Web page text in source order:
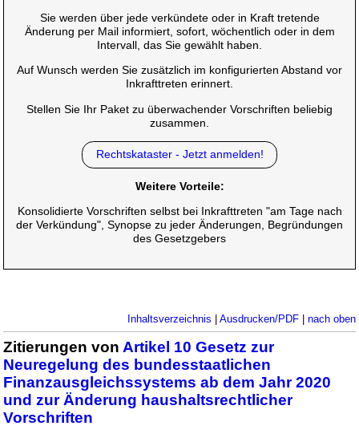
Sie werden über jede verkündete oder in Kraft tretende
Änderung per Mail informiert, sofort, wöchentlich oder in dem
Intervall, das Sie gewählt haben.
Auf Wunsch werden Sie zusätzlich im konfigurierten Abstand vor
Inkrafttreten erinnert.
Stellen Sie Ihr Paket zu überwachender Vorschriften beliebig
zusammen.
Rechtskataster - Jetzt anmelden!
Weitere Vorteile:
Konsolidierte Vorschriften selbst bei Inkrafttreten "am Tage nach
der Verkündung", Synopse zu jeder Änderungen, Begründungen
des Gesetzgebers
Inhaltsverzeichnis Ausdrucken/PDF| nach oben
Zitierungen von Artikel 10 Gesetz zur
Neuregelung des bundesstaatlichen
Finanzausgleichssystems ab dem Jahr 2020
und zur Änderung haushaltsrechtlicher
Vorschriften